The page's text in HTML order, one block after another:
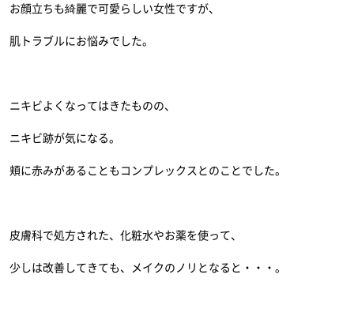
お顔立ちも綺麗で可愛らしい女性ですが、
肌トラブルにお悩みでした。
ニキビよくなってはきたものの、
ニキビ跡が気になる。
頬に赤みがあることもコンプレックスとのことでした。
皮膚科で処方された、化粧水やお薬を使って、
少しは改善してきても、メイクのノリとなると・・・。